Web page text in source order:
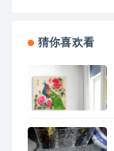
猜你喜欢看